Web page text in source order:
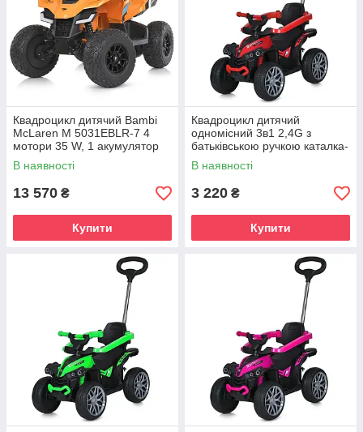
Квадроцикл дитячий Bambi
McLaren M 5031EBLR-7 4
мотори 35 W, 1 акумулятор
12V10Ah
В наявності
13 570 ₴
Купити
Квадроцикл дитячий
одномісний 3в1 2,4G з
батьківською ручкою каталка-
толокар 16V 4AH 135W EVA-
колеса шкіряне сидіння
В наявності
3 220 ₴
Купити